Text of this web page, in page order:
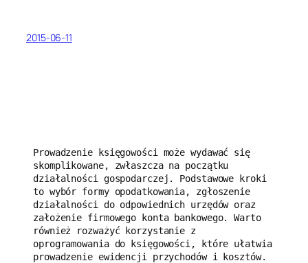
2015-06-11
Prowadzenie księgowości może wydawać się
skomplikowane, zwłaszcza na początku
działalności gospodarczej. Podstawowe kroki
to wybór formy opodatkowania, zgłoszenie
działalności do odpowiednich urzędów oraz
założenie firmowego konta bankowego. Warto
również rozważyć korzystanie z
oprogramowania do księgowości, które ułatwia
prowadzenie ewidencji przychodów i kosztów.